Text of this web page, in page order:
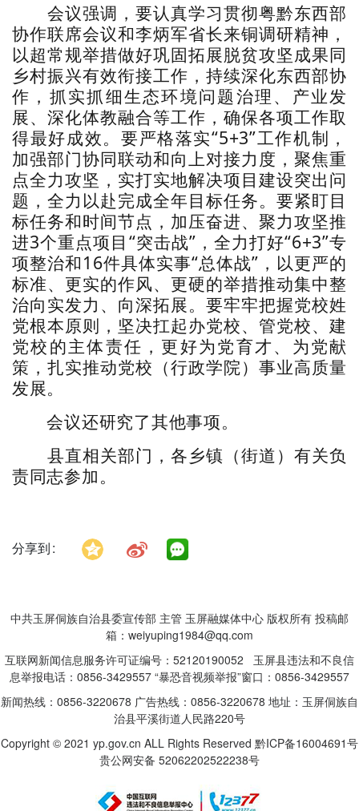
会议强调，要认真学习贯彻粤黔东西部
协作联席会议和李炳军省长来铜调研精神，
以超常规举措做好巩固拓展脱贫攻坚成果同
乡村振兴有效衔接工作，持续深化东西部协
作，抓实抓细生态环境问题治理、产业发
展、深化体教融合等工作，确保各项工作取
得最好成效。要严格落实“5+3”工作机制，
加强部门协同联动和向上对接力度，聚焦重
点全力攻坚，实打实地解决项目建设突出问
题，全力以赴完成全年目标任务。要紧盯目
标任务和时间节点，加压奋进、聚力攻坚推
进3个重点项目“突击战”，全力打好“6+3”专
项整治和16件具体实事“总体战”，以更严的
标准、更实的作风、更硬的举措推动集中整
治向实发力、向深拓展。要牢牢把握党校姓
党根本原则，坚决扛起办党校、管党校、建
党校的主体责任，更好为党育才、为党献
策，扎实推动党校（行政学院）事业高质量
发展。
会议还研究了其他事项。
县直相关部门，各乡镇（街道）有关负
责同志参加。
分享到
中共玉屏侗族自治县委宣传部 主管 玉屏融媒体中心 版权所有 投稿邮
箱：weiyuping1984@qq.com
互联网新闻信息服务许可证编号：52120190052 玉屏县违法和不良信
息举报电话：0856-3429557 “暴恐音视频举报”窗口：0856-3429557
新闻热线：0856-3220678 广告热线：0856-3220678 地址：玉屏侗族自
治县平溪街道人民路220号
Copyright © 2021 yp.gov.cn ALL Rights Reserved 黔ICP备16004691号
贵公网安备 52062202522238号